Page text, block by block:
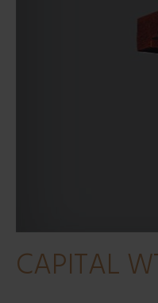
CAPITAL